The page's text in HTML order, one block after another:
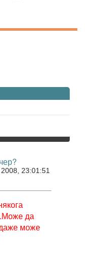
23:01:51
да
може